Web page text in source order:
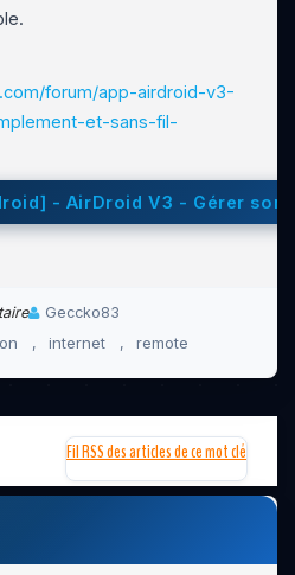
forum/app-airdroid-v3-
et-sans-fil-
- AirDroid V3 - Gérer
Geccko83
, internet , remote
Fil RSS des articles de ce mot clé